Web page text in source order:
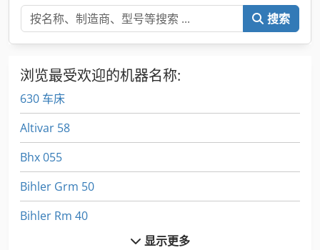
搜索
浏览最受欢迎的机器名称:
630 车床
Altivar 58
Bhx 055
Bihler Grm 50
Bihler Rm 40
显示更多